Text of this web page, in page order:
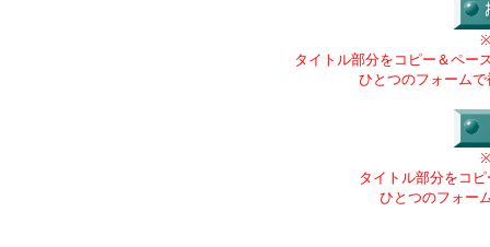
タイトル部分をコピー＆ペー
ひとつのフォーム
タイトル部分をコ
ひとつのフォー